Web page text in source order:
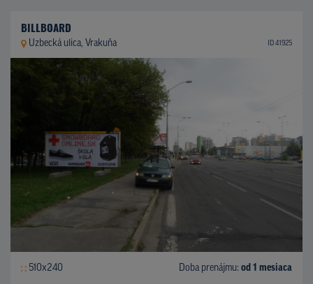
BILLBOARD
Uzbecká ulica, Vrakuňa ID 41925
510x240 Doba prenájmu: od 1 mesiaca